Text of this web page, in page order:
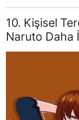
10. Kişisel
Naruto Daha